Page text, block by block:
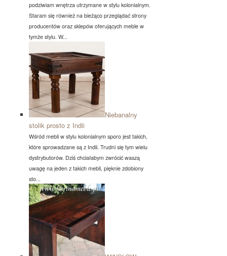
podziwiam wnętrza utrzymane w stylu kolonialnym.
Staram się również na bieżąco przeglądać strony
producentów oraz sklepów oferujących meble w
tymże stylu. W...
Niebanalny
stolik prosto z Indii
Wśród mebli w stylu kolonialnym sporo jest takich,
które sprowadzane są z Indii. Trudni się tym wielu
dystrybutorów. Dziś chciałabym zwrócić waszą
uwagę na jeden z takich mebli, pięknie zdobiony
sto...